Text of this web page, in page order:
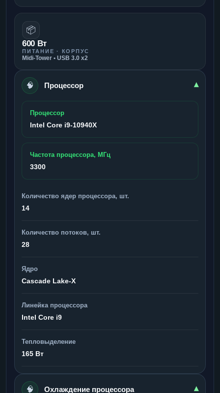
📦
600 Вт
ПИТАНИЕ · КОРПУС
Midi-Tower • USB 3.0 x2
🧠 Процессор ▾
Процессор
Intel Core i9-10940X
Частота процессора, МГц
3300
Количество ядер процессора, шт.
14
Количество потоков, шт.
28
Ядро
Cascade Lake-X
Линейка процессора
Intel Core i9
Тепловыделение
165 Вт
🧠 Охлаждение процессора ▾